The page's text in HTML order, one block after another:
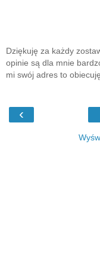
Dziękuję za każdy
opinie są dla mnie
mi swój adres to
‹